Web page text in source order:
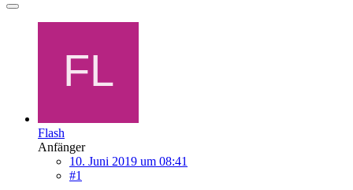
Flash
Anfänger
10. Juni 2019 um 08:41
#1